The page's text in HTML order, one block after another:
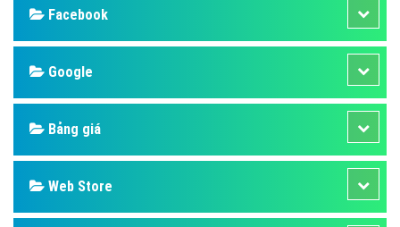
Facebook
Google
Bảng giá
Web Store